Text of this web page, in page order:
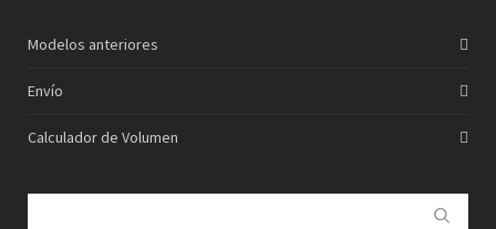
Modelos anteriores
Envío
Calculador de Volumen